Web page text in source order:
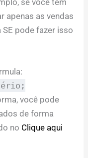
se você tem
apenas as vendas
SE pode fazer isso
você pode
de forma
no Clique aqui